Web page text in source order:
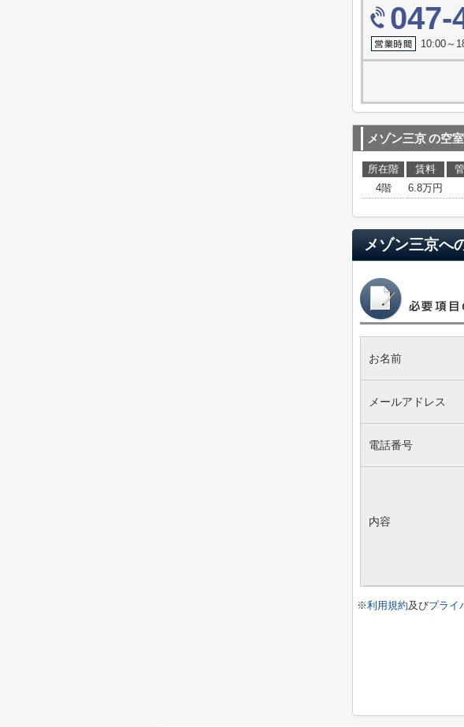
047-
10:00～
メゾン三京の空
所在階 賃料
4階
6.8万円
メゾン三京へ
お名前
メールアドレス
電話番号
内容
※利用規約及びプライ